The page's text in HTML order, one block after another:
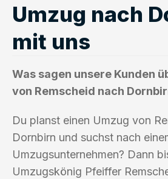
Umzug nach
mit uns
Was sagen unsere Kunden
von Remscheid nach
Du planst einen Umzug von
Dornbirn und suchst nach
Umzugsunternehmen? Dann
Umzugskönig Pfeiffer